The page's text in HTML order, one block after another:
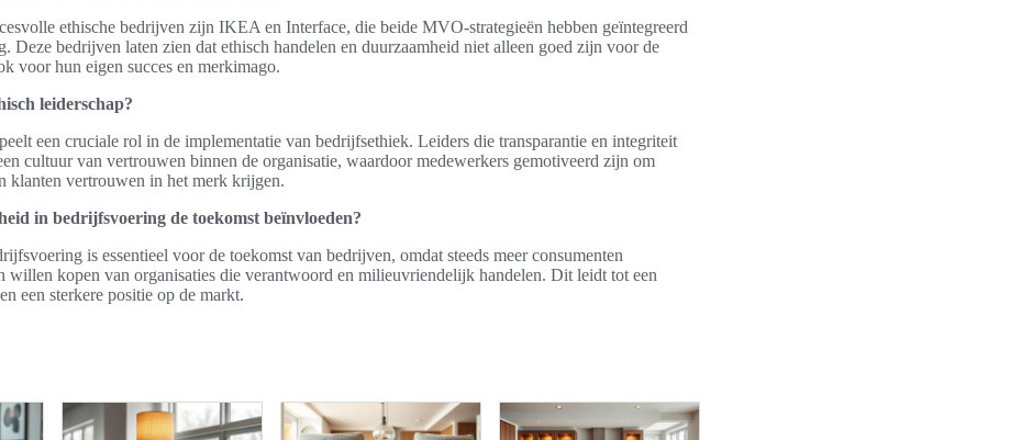
ethische bedrijven zijn IKEA en Interface, die beide MVO-strategieën hebben geïntegreerd
Deze bedrijven laten zien dat ethisch handelen en duurzaamheid niet alleen goed zijn voor de
voor hun eigen succes en merkimago.
leiderschap?
een cruciale rol in de implementatie van bedrijfsethiek. Leiders die transparantie en integriteit
cultuur van vertrouwen binnen de organisatie, waardoor medewerkers gemotiveerd zijn om
klanten vertrouwen in het merk krijgen.
in bedrijfsvoering de toekomst beïnvloeden?
is essentieel voor de toekomst van bedrijven, omdat steeds meer consumenten
willen kopen van organisaties die verantwoord en milieuvriendelijk handelen. Dit leidt tot een
een sterkere positie op de markt.